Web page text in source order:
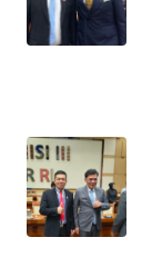
WN
NTB
WN
SULTENG